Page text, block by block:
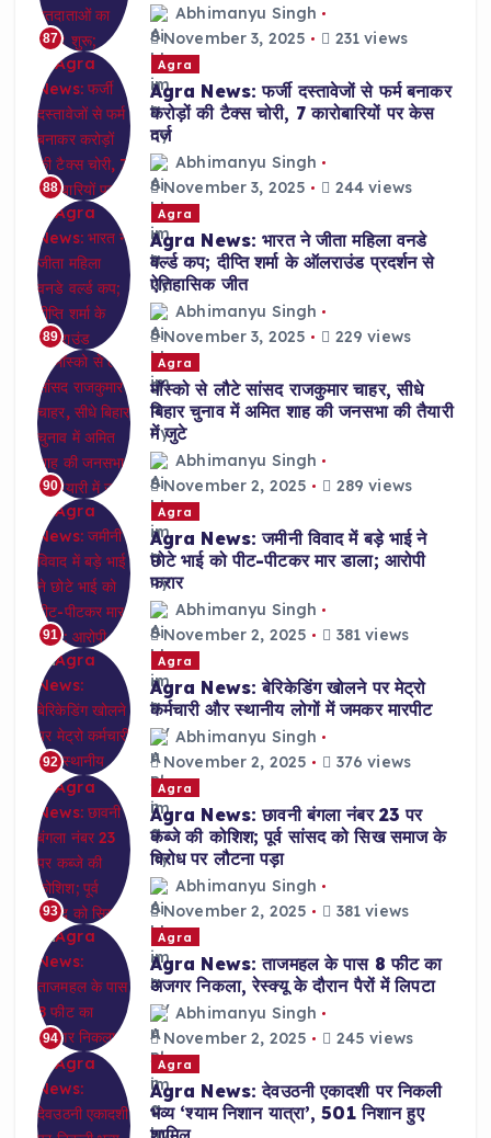
87
Abhimanyu Singh
November 3, 2025
231 views
88
Agra
Agra News: फर्जी दस्तावेजों से फर्म बनाकर
करोड़ों की टैक्स चोरी, 7 कारोबारियों पर केस
दर्ज
Abhimanyu Singh
November 3, 2025
244 views
89
Agra
Agra News: भारत ने जीता महिला वनडे
वर्ल्ड कप; दीप्ति शर्मा के ऑलराउंड प्रदर्शन से
ऐतिहासिक जीत
Abhimanyu Singh
November 3, 2025
229 views
90
Agra
मॉस्को से लौटे सांसद राजकुमार चाहर, सीधे
बिहार चुनाव में अमित शाह की जनसभा की तैयारी
में जुटे
Abhimanyu Singh
November 2, 2025
289 views
91
Agra
Agra News: जमीनी विवाद में बड़े भाई ने
छोटे भाई को पीट-पीटकर मार डाला; आरोपी
फरार
Abhimanyu Singh
November 2, 2025
381 views
92
Agra
Agra News: बेरिकेडिंग खोलने पर मेट्रो
कर्मचारी और स्थानीय लोगों में जमकर मारपीट
Abhimanyu Singh
November 2, 2025
376 views
93
Agra
Agra News: छावनी बंगला नंबर 23 पर
कब्जे की कोशिश; पूर्व सांसद को सिख समाज के
विरोध पर लौटना पड़ा
Abhimanyu Singh
November 2, 2025
381 views
94
Agra
Agra News: ताजमहल के पास 8 फीट का
अजगर निकला, रेस्क्यू के दौरान पैरों में लिपटा
Abhimanyu Singh
November 2, 2025
245 views
Agra
Agra News: देवउठनी एकादशी पर निकली
भव्य ‘श्याम निशान यात्रा’, 501 निशान हुए